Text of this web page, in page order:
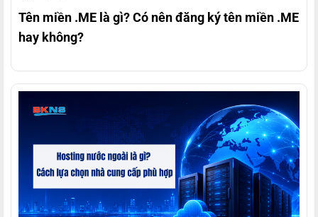
Tên miền .ME là gì? Có nên đăng ký tên miền .ME
hay không?